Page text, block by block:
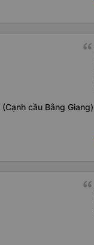
cầu Bằng Giang)